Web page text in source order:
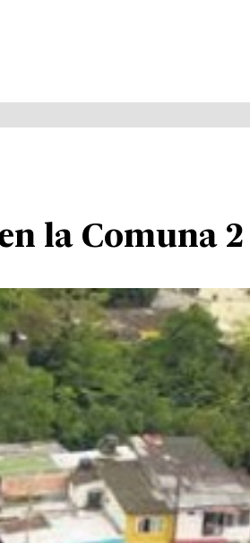
la Comuna 2